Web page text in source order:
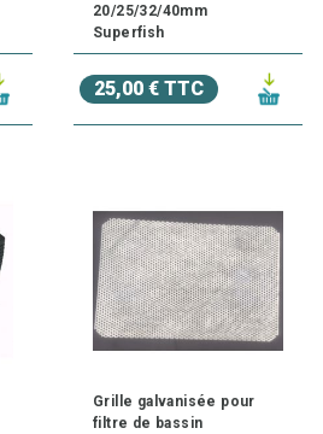
20/25/32/40mm
Superfish
25,00 € TTC
Grille galvanisée pour
filtre de bassin